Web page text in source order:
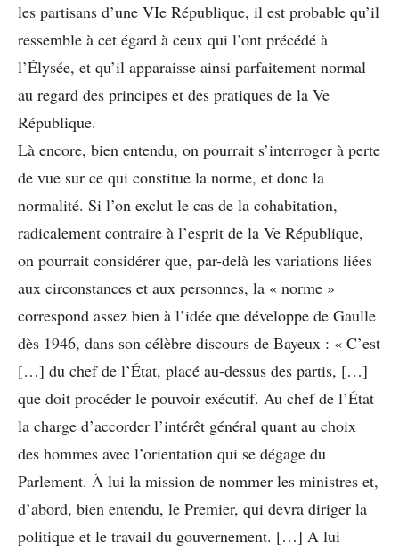
les partisans d’une VIe République, il est probable qu’il
ressemble à cet égard à ceux qui l’ont précédé à
l’Élysée, et qu’il apparaisse ainsi parfaitement normal
au regard des principes et des pratiques de la Ve
République.
Là encore, bien entendu, on pourrait s’interroger à perte
de vue sur ce qui constitue la norme, et donc la
normalité. Si l’on exclut le cas de la cohabitation,
radicalement contraire à l’esprit de la Ve République,
on pourrait considérer que, par-delà les variations liées
aux circonstances et aux personnes, la « norme »
correspond assez bien à l’idée que développe de Gaulle
dès 1946, dans son célèbre discours de Bayeux : « C’est
[…] du chef de l’État, placé au-dessus des partis, […]
que doit procéder le pouvoir exécutif. Au chef de l’État
la charge d’accorder l’intérêt général quant au choix
des hommes avec l’orientation qui se dégage du
Parlement. À lui la mission de nommer les ministres et,
d’abord, bien entendu, le Premier, qui devra diriger la
politique et le travail du gouvernement. […] A lui